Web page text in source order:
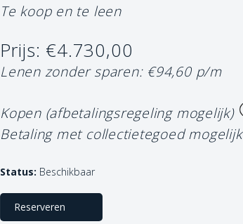
Te koop en te leen
Prijs: €4.730,00
Lenen zonder sparen: €94,60 p/m
Kopen (afbetalingsregeling mogelijk)
Betaling met collectietegoed
Status: Beschikbaar
Reserveren